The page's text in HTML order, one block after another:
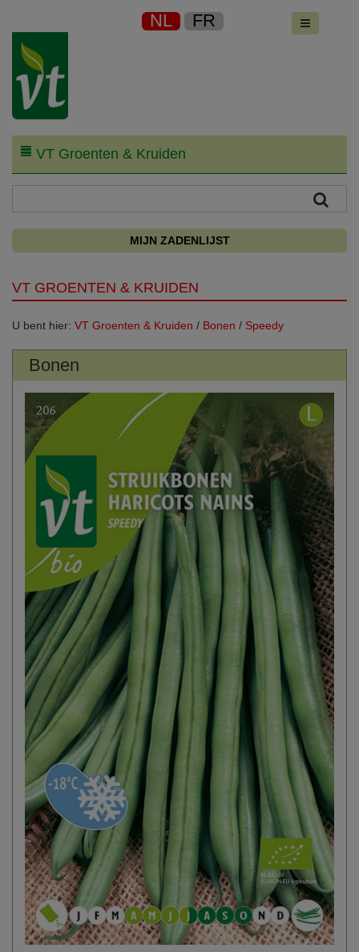
NL FR
VT Groenten & Kruiden
MIJN ZADENLIJST
VT GROENTEN & KRUIDEN
U bent hier: VT Groenten & Kruiden / Bonen / Speedy
Bonen